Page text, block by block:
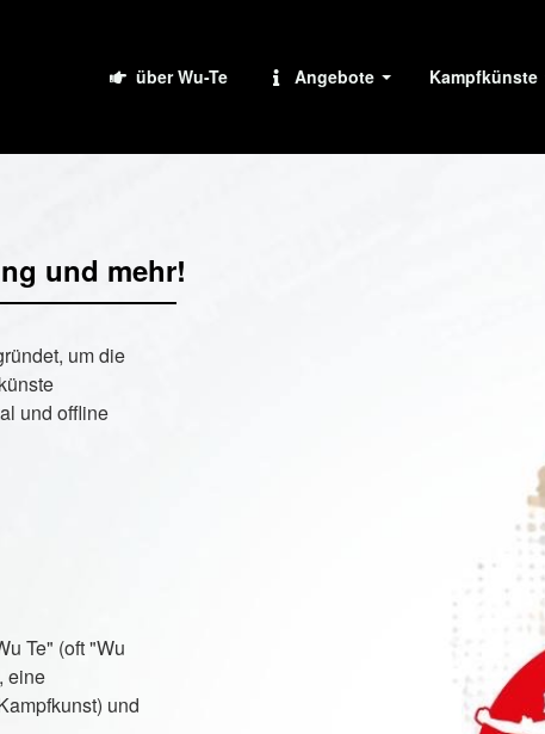
über Wu-Te Angebote Kampfkünste
und mehr!
um die
und offline
Te" (oft "Wu
eine
und